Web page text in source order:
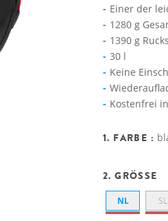
Einer der
1280 g
1390 g
30 l
Keine
Kostenfrei
1. FARBE :
2. GRÖSSE
NL SL